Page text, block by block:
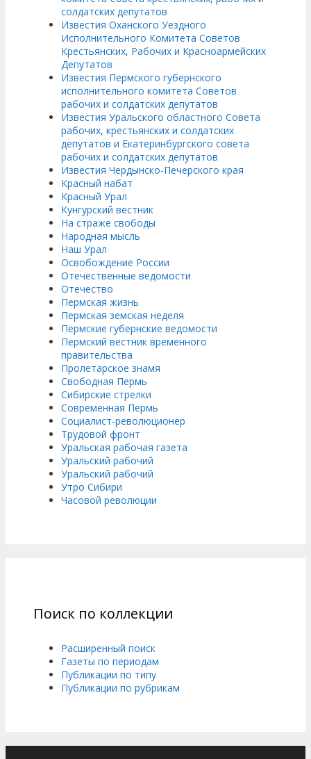
солдатских депутатов
Известия Оханского Уездного
Исполнительного Комитета Советов
Крестьянских, Рабочих и Красноармейских
Депутатов
Известия Пермского губернского
исполнительного комитета Советов
рабочих и солдатских депутатов
Известия Уральского областного Совета
рабочих, крестьянских и солдатских
депутатов и Екатеринбургского совета
рабочих и солдатских депутатов
Известия Чердынско-Печерского края
Красный набат
Красный Урал
Кунгурский вестник
На страже свободы
Народная мысль
Наш Урал
Освобождение России
Отечественные ведомости
Отечество
Пермская жизнь
Пермская земская неделя
Пермские губернские ведомости
Пермский вестник временного
правительства
Пролетарское знамя
Свободная Пермь
Сибирские стрелки
Современная Пермь
Социалист-революционер
Трудовой фронт
Уральская рабочая газета
Уральский рабочий
Уральский рабочий
Утро Сибири
Часовой революции
Поиск по коллекции
Расширенный поиск
Газеты по периодам
Публикации по типу
Публикации по рубрикам